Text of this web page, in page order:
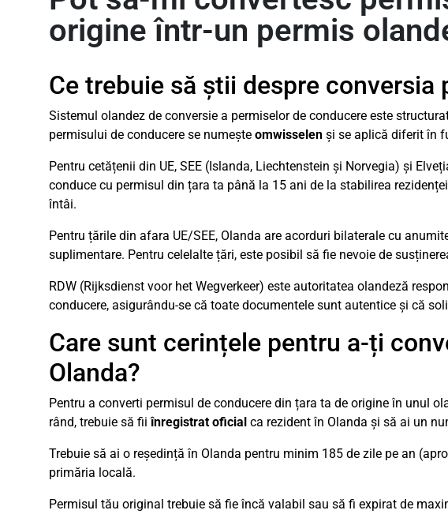
origine într-un permis
Ce trebuie să știi despre
Sistemul olandez de conversie a permiselor de conducere este
permisului de conducere se numește omwisselen și se aplică diferit în
Pentru cetățenii din UE, SEE (Islanda, Liechtenstein și Norvegia) și
conduce cu permisul din țara ta până la 15 ani de la stabilirea
întâi.
Pentru țările din afara UE/SEE, Olanda are acorduri bilaterale cu
suplimentare. Pentru celelalte țări, este posibil să fie nevoie de
RDW (Rijksdienst voor het Wegverkeer) este autoritatea olandeză
conducere, asigurându-se că toate documentele sunt autentice și că
Care sunt cerințele pentru a-ți
Olanda?
Pentru a converti permisul de conducere din țara ta de origine în unul
rând, trebuie să fiiînregistrat oficial ca rezident în Olanda și să ai un
Trebuie să ai o reședință în Olanda pentru minim 185 de zile pe an
primăria locală.
Permisul tău original trebuie să fie încă valabil sau să fi expirat de